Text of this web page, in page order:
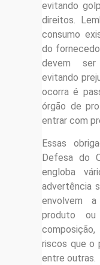
evitando
direitos.
consumo
do
devem ser
evitando
ocorra é
órgão de
entrar com
Essas
Defesa do
engloba
advertência
envolvem
produto
riscos que o
entre outras.